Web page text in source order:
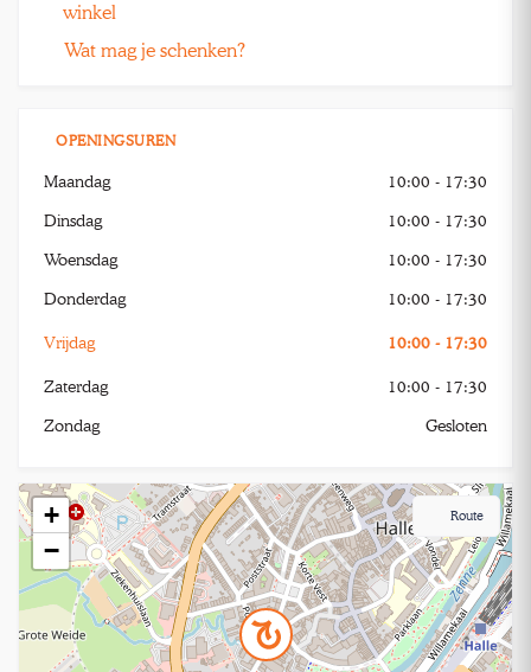
winkel
Wat mag je schenken?
OPENINGSUREN
Maandag 10:00 - 17:30
Dinsdag 10:00 - 17:30
Woensdag 10:00 - 17:30
Donderdag 10:00 - 17:30
Vrijdag 10:00 - 17:30
Zaterdag 10:00 - 17:30
Zondag Gesloten
+
−
Route